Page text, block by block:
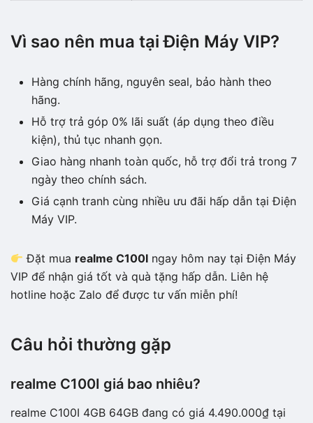
Vì sao nên mua tại Điện Máy VIP?
Hàng chính hãng, nguyên seal, bảo hành theo
hãng.
Hỗ trợ trả góp 0% lãi suất (áp dụng theo điều
kiện), thủ tục nhanh gọn.
Giao hàng nhanh toàn quốc, hỗ trợ đổi trả trong 7
ngày theo chính sách.
Giá cạnh tranh cùng nhiều ưu đãi hấp dẫn tại Điện
Máy VIP.
Đặt mua realme C100I ngay hôm nay tại Điện Máy
VIP để nhận giá tốt và quà tặng hấp dẫn. Liên hệ
hotline hoặc Zalo để được tư vấn miễn phí!
Câu hỏi thường gặp
realme C100I giá bao nhiêu?
realme C100I 4GB 64GB đang có giá 4.490.000₫ tại